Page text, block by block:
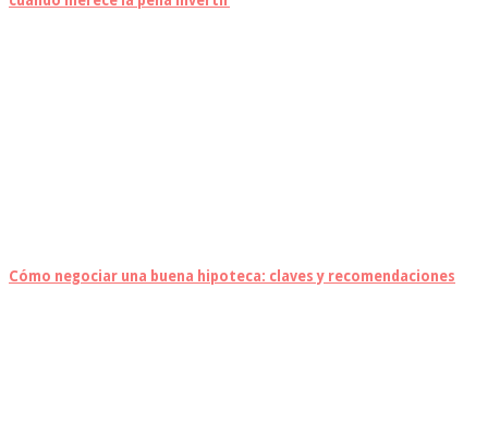
Cómo negociar una buena hipoteca: claves y recomendaciones